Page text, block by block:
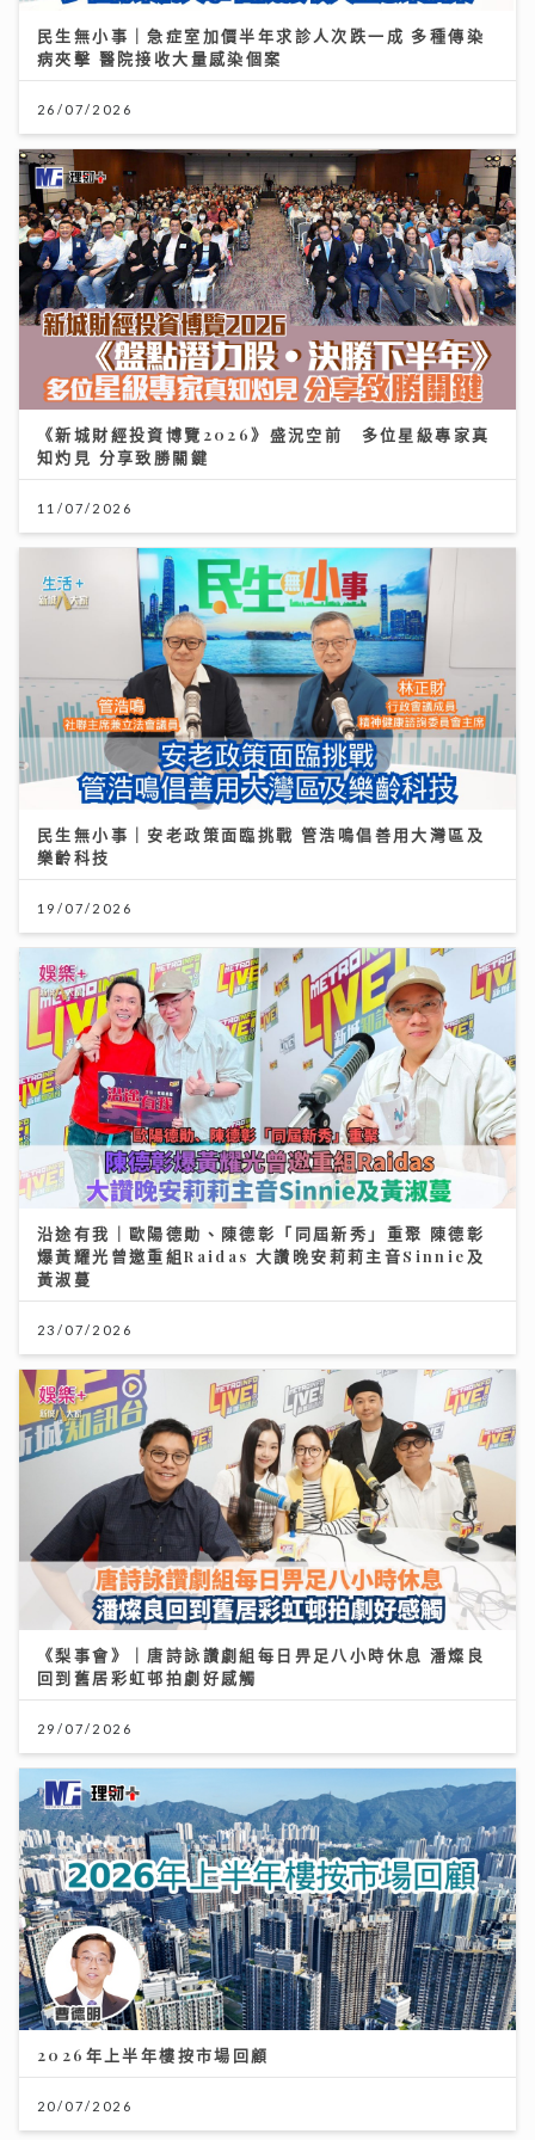
民生無小事｜急症室加價半年求診人次跌一成 多種傳染
病夾擊 醫院接收大量感染個案
26/07/2026
《新城財經投資博覽2026》盛況空前 多位星級專家真
知灼見 分享致勝關鍵
11/07/2026
民生無小事｜安老政策面臨挑戰 管浩鳴倡善用大灣區及
樂齡科技
19/07/2026
沿途有我｜歐陽德勛、陳德彰「同屆新秀」重聚 陳德彰
爆黃耀光曾邀重組Raidas 大讚晚安莉莉主音Sinnie及
黃淑蔓
23/07/2026
《梨事會》｜唐詩詠讚劇組每日畀足八小時休息 潘燦良
回到舊居彩虹邨拍劇好感觸
29/07/2026
2026年上半年樓按市場回顧
20/07/2026